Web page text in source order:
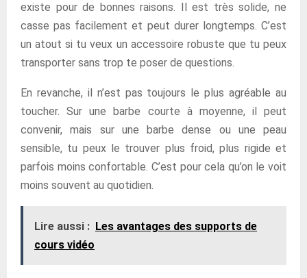
existe pour de bonnes raisons. Il est très solide, ne
casse pas facilement et peut durer longtemps. C’est
un atout si tu veux un accessoire robuste que tu peux
transporter sans trop te poser de questions.
En revanche, il n’est pas toujours le plus agréable au
toucher. Sur une barbe courte à moyenne, il peut
convenir, mais sur une barbe dense ou une peau
sensible, tu peux le trouver plus froid, plus rigide et
parfois moins confortable. C’est pour cela qu’on le voit
moins souvent au quotidien.
Lire aussi : Les avantages des supports de
cours vidéo